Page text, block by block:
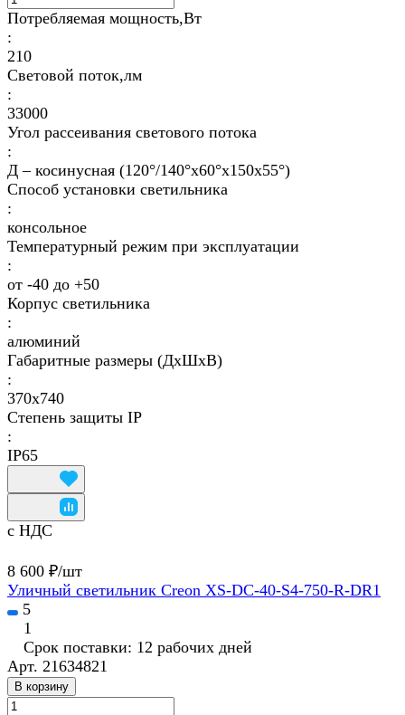
Потребляемая мощность,Вт
:
210
Световой поток,лм
:
33000
Угол рассеивания светового потока
:
Д – косинусная (120°/140°х60°х150x55°)
Способ установки светильника
:
консольное
Температурный режим при эксплуатации
:
от -40 до +50
Корпус светильника
:
алюминий
Габаритные размеры (ДхШхВ)
:
370x740
Степень защиты IP
:
IP65
с НДС
8 600 ₽/шт
Уличный светильник Creon XS-DC-40-S4-750-R-DR1
5
1
Срок поставки: 12 рабочих дней
Арт. 21634821
В корзину